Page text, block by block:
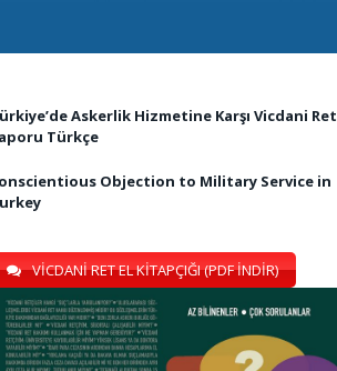
Askerlik Hizmetine Karşı Vicdani Ret
Türkçe
Objection to Military Service in
VİCDANİ RET EL KİTAPÇIĞI (PDF İNDİR)